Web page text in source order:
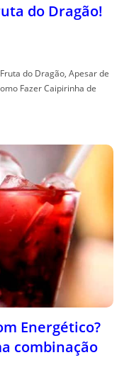
do Dragão!
do Dragão, Apesar de
Fazer Caipirinha de
Energético?
combinação